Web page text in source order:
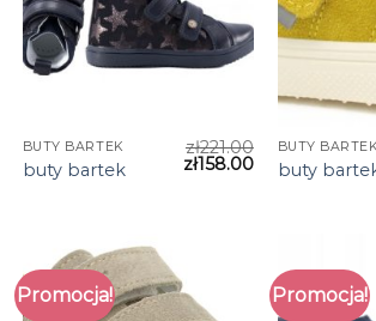
BUTY BARTEK
buty bartek
zł221.00
zł158.00
BUTY BARTEK
buty
Promocja! Promocja!